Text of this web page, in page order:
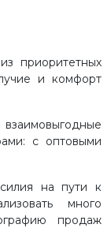
приоритетных
и комфорт
с оптовыми
на пути к
много
продаж